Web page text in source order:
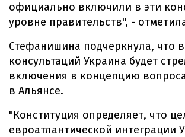
официально включили в эти
уровне правительств", -
Стефанишина подчеркнула, что
консультаций Украина будет
включения в концепцию
в Альянсе.
"Конституция определяет, что
евроатлантической интеграции